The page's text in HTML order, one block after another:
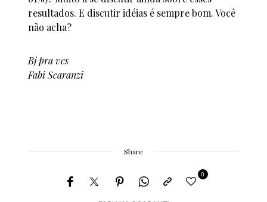
resultados. E discutir idéias é sempre bom. Você
não acha?
Bj pra vcs
Fabi Scaranzi
Share
0